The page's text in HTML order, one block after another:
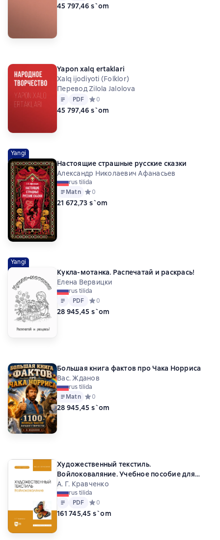
45 797,46 s`om
Yapon xalq ertaklari
Xalq ijodiyoti (Folklor)
Перевод Zilola Jalolova
Matn PDF
PDF Средний рейтинг 0 на основе 0 оценок
0
45 797,46 s`om
Yangi
Настоящие страшные русские сказки
Александр Николаевич Афанасьев
rus tilida
Matn Средний рейтинг 0 на основе 0 оценок
0
21 672,73 s`om
Yangi
Кукла-мотанка. Распечатай и раскрась!
Елена Вервицки
rus tilida
Matn
PDF
PDF Средний рейтинг 0 на основе 0 оценок
0
28 945,45 s`om
Большая книга фактов про Чака Норриса
Вас. Жданов
rus tilida
Matn Средний рейтинг 0 на основе 0 оценок
0
28 945,45 s`om
Художественный текстиль.
Войлоковаляние. Учебное пособие для
вузов. 2-е издание, стереотипное
А. Г. Кравченко
rus tilida
Matn
PDF
PDF Средний рейтинг 0 на основе 0 оценок
0
161 745,45 s`om